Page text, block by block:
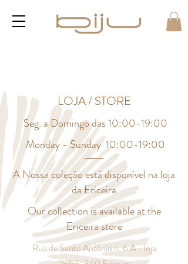
LOJA / STORE
Seg. a Domingo das 10:00-19:00
Monday - Sunday 10:00-19:00
A Nossa coleção está disponível na loja
da Ericeira
Our collection is available at the
Ericeira store
Rua de Santo António n. 6 A - loja